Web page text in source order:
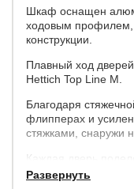
Шкаф оснащен
ходовым профилем,
конструкции.
Плавный ход
Hettich Top Line M.
Благодаря
флипперах и
стяжками, снаружи
Каждая дверь
расставляются в
Развернуть